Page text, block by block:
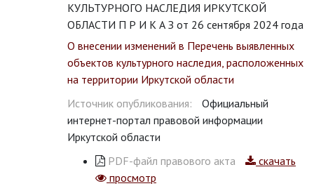
КУЛЬТУРНОГО НАСЛЕДИЯ ИРКУТСКОЙ
ОБЛАСТИ П Р И К А З от 26 сентября 2024 года
О внесении изменений в Перечень выявленных
объектов культурного наследия, расположенных
на территории Иркутской области
Источник опубликования:
Официальный
интернет-портал правовой информации
Иркутской области
PDF-файл правового акта
скачать
просмотр